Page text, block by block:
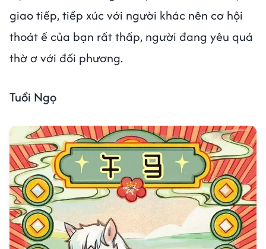
giao tiếp, tiếp xúc với người khác nên cơ hội
thoát ế của bạn rất thấp, người đang yêu quá
thờ ơ với đối phương.
Tuổi Ngọ